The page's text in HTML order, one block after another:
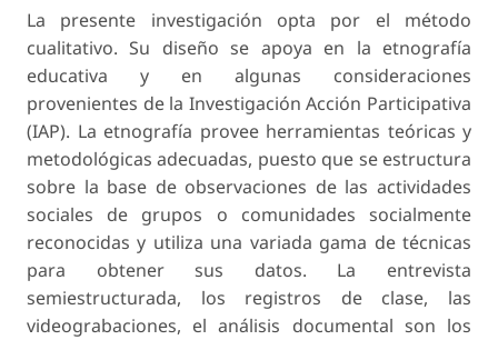
La presente investigación opta por el método
cualitativo. Su diseño se apoya en la etnografía
educativa y en algunas consideraciones
provenientes de la Investigación Acción Participativa
(IAP). La etnografía provee herramientas teóricas y
metodológicas adecuadas, puesto que se estructura
sobre la base de observaciones de las actividades
sociales de grupos o comunidades socialmente
reconocidas y utiliza una variada gama de técnicas
para obtener sus datos. La entrevista
semiestructurada, los registros de clase, las
videograbaciones, el análisis documental son los